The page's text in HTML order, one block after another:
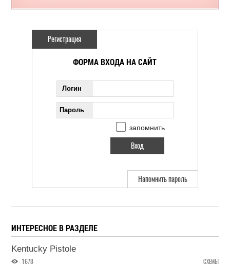
Регистрация
ФОРМА ВХОДА НА САЙТ
Логин
Пароль
запомнить
Напомнить пароль
ИНТЕРЕСНОЕ В РАЗДЕЛЕ
Kentucky Pistole
1678 СХЕМЫ